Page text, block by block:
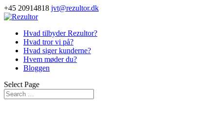
+45 20914818 jvt@rezultor.dk
Hvad tilbyder Rezultor?
Hvad tror vi på?
Hvad siger kunderne?
Hvem møder du?
Bloggen
Select Page